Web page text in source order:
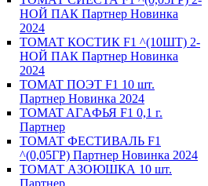
НОЙ ПАК Партнер Новинка
2024
ТОМАТ КОСТИК F1 ^(10ШТ) 2-
НОЙ ПАК Партнер Новинка
2024
TOMAT ПOЭT F1 10 шт.
Пapтнeр Новинка 2024
TOMAT AГAФЬЯ F1 0,1 г.
Пapтнep
ТОМАТ ФЕСТИВАЛЬ F1
^(0,05ГР) Партнер Новинка 2024
ТОМАТ АЗОЮШКА 10 шт.
Партнер